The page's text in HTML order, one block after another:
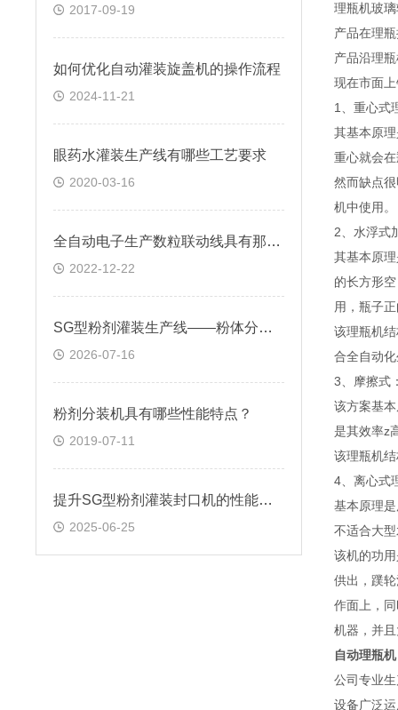
理瓶机玻
产品在理
产品沿理
现在市面
1、重心式
其基本原
重心就会
然而缺点
机中使用。
2、水浮式
其基本原
的长方形
用，瓶子
该理瓶机
合全自动
3、摩擦式
该方案基
是其效率z
该理瓶机
4、离心式
基本原理
不适合大
该机的功
供出，蹼
作面上，
机器，并
自动理瓶机
公司专业
设备广泛
2017-09-19
如何优化自动灌装旋盖机的操作流程
2024-11-21
眼药水灌装生产线有哪些工艺要求
2020-03-16
全自动电子生产数粒联动线具有那些突出优势？
2022-12-22
SG型粉剂灌装生产线——粉体分装的系统化解决方案
2026-07-16
粉剂分装机具有哪些性能特点？
2019-07-11
提升SG型粉剂灌装封口机的性能与生产效率
2025-06-25